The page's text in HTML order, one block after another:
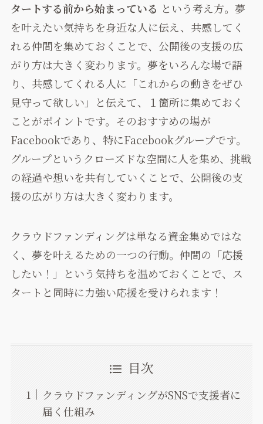
タートする前から始まっている という考え方。夢
を叶えたい気持ちを身近な人に伝え、共感してく
れる仲間を集めておくことで、公開後の支援の広
がり方は大きく変わります。夢をいろんな場で語
り、共感してくれる人に「これからの動きをぜひ
見守って欲しい」と伝えて、１箇所に集めておく
ことがポイントです。そのおすすめの場が
Facebookであり、特にFacebookグループです。
グループというクローズドな空間に人を集め、挑戦
の経過や想いを共有していくことで、公開後の支
援の広がり方は大きく変わります。
クラウドファンディングは単なる資金集めではな
く、夢を叶えるための一つの行動。仲間の「応援
したい！」という気持ちを温めておくことで、ス
タートと同時に力強い応援を受けられます！
目次
クラウドファンディングがSNSで支援者に
届く仕組み